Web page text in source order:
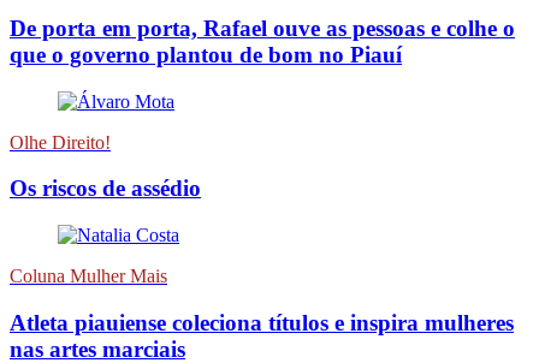
De porta em porta, Rafael ouve as pessoas e colhe o
que o governo plantou de bom no Piauí
Olhe Direito!
Os riscos de assédio
Coluna Mulher Mais
Atleta piauiense coleciona títulos e inspira mulheres
nas artes marciais